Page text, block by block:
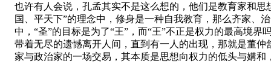
也许有人会说，孔孟其实不是这么想的，他们是教育家和
国、平天下”的理念中，修身是一种自我教育，那么齐家、
中，“圣”的目标是为了“王”，而“王”不正是权力的最高境
带着无尽的遗憾离开人间，直到有一人的出现，那就是董
家与政治家的一场交易，其本质是思想向权力的低头与媾